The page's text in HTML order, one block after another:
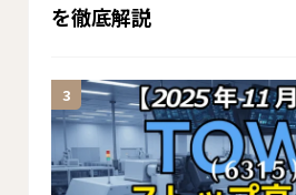
を徹底解説